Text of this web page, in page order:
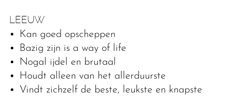
LEEUW
Kan goed opscheppen
Bazig zijn is a way of life
Nogal ijdel en brutaal
Houdt alleen van het allerduurste
Vindt zichzelf de beste, leukste en knapste